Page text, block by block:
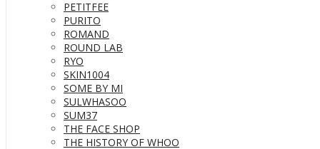
PETITFEE
PURITO
ROMAND
ROUND LAB
RYO
SKIN1004
SOME BY MI
SULWHASOO
SUM37
THE FACE SHOP
THE HISTORY OF WHOO